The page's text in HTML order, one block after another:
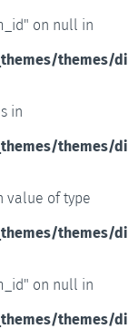
on null in
themes/
in
themes/
value of type
themes/
on null in
themes/